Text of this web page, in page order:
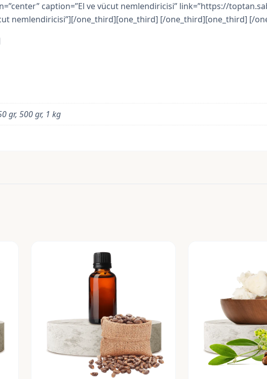
caption=”El ve vücut nemlendiricisi” link=”https://
nemlendiricisi”][/one_third][one_third] [/one_third][one_third] [/
gr, 500 gr, 1 kg